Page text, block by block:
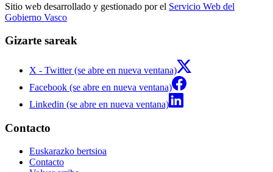
Sitio web desarrollado y gestionado por el Servicio Web del
Gobierno Vasco
Gizarte sareak
X - Twitter (se abre en nueva ventana)
Facebook (se abre en nueva ventana)
Linkedin (se abre en nueva ventana)
Contacto
Euskarazko bertsioa
Contacto